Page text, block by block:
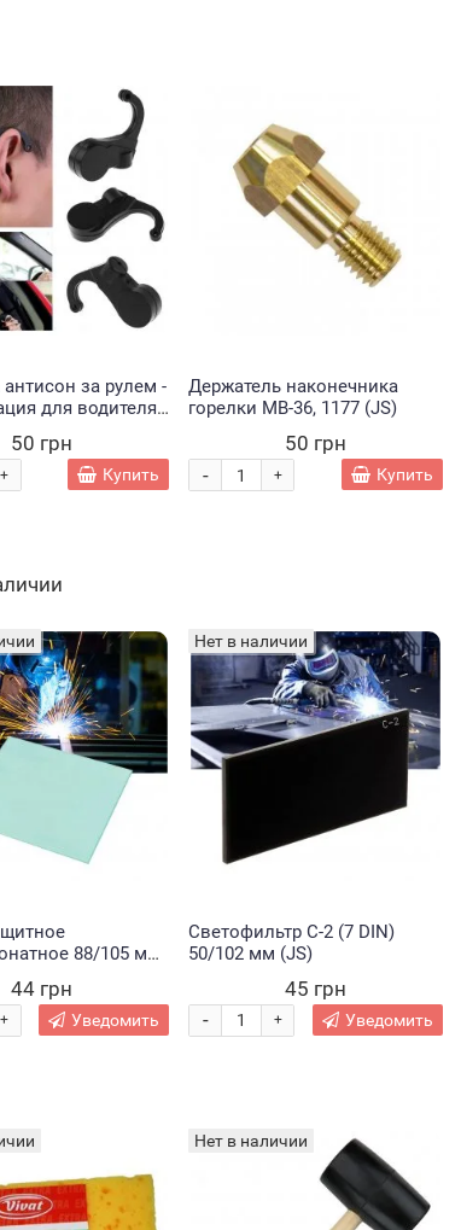
антисон за рулем -
для водителя
50 грн
+ Купить
Держатель наконечника
горелки MB-36, 1177 (JS)
50 грн
+
- Купить
88/105 мм
(слюда)
44 грн
+ Уведомить
Нет в наличии
Светофильтр С-2 (7 DIN)
50/102 мм (JS)
45 грн
+
- Уведомить
Нет в наличии